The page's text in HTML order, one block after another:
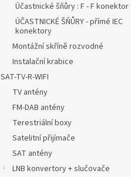
Účastnické šňůry : F - F konektor
ÚČASTNICKÉ ŠŇŮRY - přímé IEC
konektory
Montážní skříně rozvodné
Instalační krabice
SAT-TV-R-WIFI
TV antény
FM-DAB antény
Terestriální boxy
Satelitní přijímače
SAT antény
LNB konvertory + slučovače